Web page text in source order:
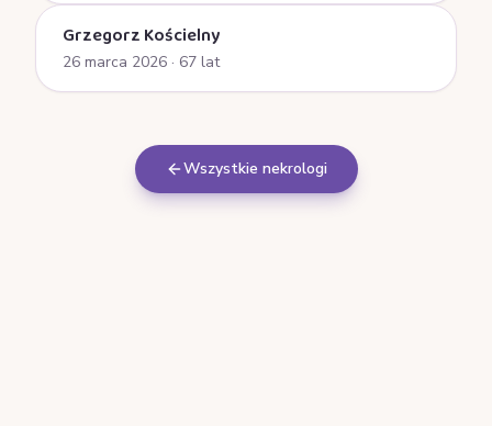
Grzegorz Kościelny
26 marca 2026 · 67 lat
Wszystkie nekrologi